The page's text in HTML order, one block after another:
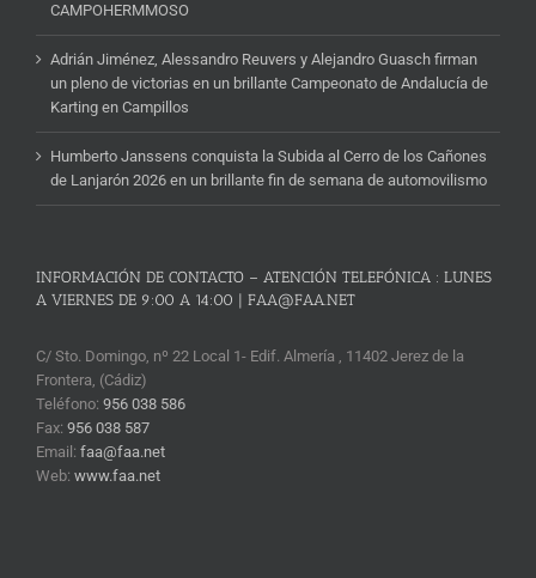
CAMPOHERMMOSO
Adrián Jiménez, Alessandro Reuvers y Alejandro Guasch firman
un pleno de victorias en un brillante Campeonato de Andalucía de
Karting en Campillos
Humberto Janssens conquista la Subida al Cerro de los Cañones
de Lanjarón 2026 en un brillante fin de semana de automovilismo
INFORMACIÓN DE CONTACTO – ATENCIÓN TELEFÓNICA : LUNES
A VIERNES DE 9:00 A 14:00 | FAA@FAA.NET
C/ Sto. Domingo, nº 22 Local 1- Edif. Almería , 11402 Jerez de la
Frontera, (Cádiz)
Teléfono: 956 038 586
Fax: 956 038 587
Email: faa@faa.net
Web: www.faa.net